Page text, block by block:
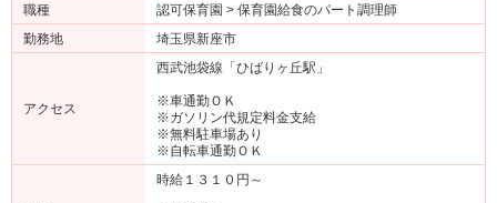
職種
認可保育園 > 保育園給食のパート調理師
勤務地
埼玉県新座市
アクセス
西武池袋線「ひばりヶ丘駅」
※車通勤ＯＫ
※ガソリン代規定料金支給
※無料駐車場あり
※自転車通勤ＯＫ
時給１３１０円～